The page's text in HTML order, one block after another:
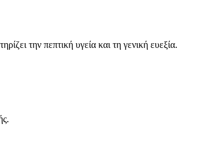
την πεπτική υγεία και τη γενική ευεξία.